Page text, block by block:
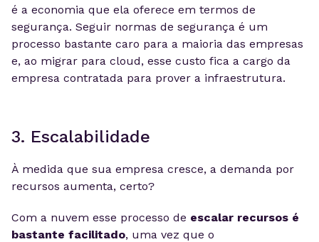
é a economia que ela oferece em termos de
segurança. Seguir normas de segurança é um
processo bastante caro para a maioria das empresas
e, ao migrar para cloud, esse custo fica a cargo da
empresa contratada para prover a infraestrutura.
3. Escalabilidade
À medida que sua empresa cresce, a demanda por
recursos aumenta, certo?
Com a nuvem esse processo de escalar recursos é
bastante facilitado, uma vez que o